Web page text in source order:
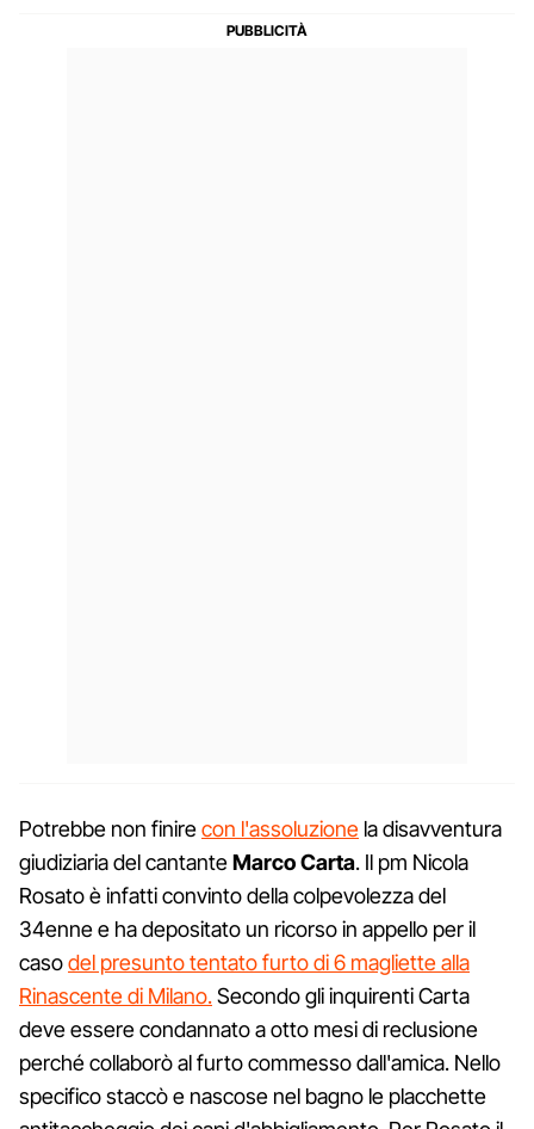
Potrebbe non finirecon l'assoluzione la disavventura
giudiziaria del cantanteMarco Carta. Il pm Nicola
Rosato è infatti convinto della colpevolezza del
34enne e ha depositato un ricorso in appello per il
casodel presunto tentato furto di 6 magliette alla
Rinascente di Milano.Secondo gli inquirenti Carta
deve essere condannato a otto mesi di reclusione
perché collaborò al furto commesso dall'amica. Nello
specifico staccò e nascose nel bagno le placchette